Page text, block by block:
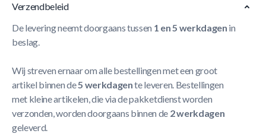
Verzendbeleid
De levering neemt doorgaans tussen 1 en 5 werkdagen in
beslag.
Wij streven ernaar om alle bestellingen met een groot
artikel binnen de5 werkdagente leveren. Bestellingen
met kleine artikelen, die via de pakketdienst worden
verzonden, worden doorgaans binnen de 2 werkdagen
geleverd.